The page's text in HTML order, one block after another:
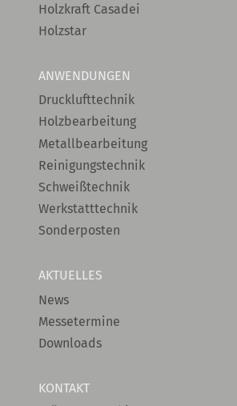
Holzkraft Casadei
Holzstar
ANWENDUNGEN
Drucklufttechnik
Holzbearbeitung
Metallbearbeitung
Reinigungstechnik
Schweißtechnik
Werkstatttechnik
Sonderposten
AKTUELLES
News
Messetermine
Downloads
KONTAKT